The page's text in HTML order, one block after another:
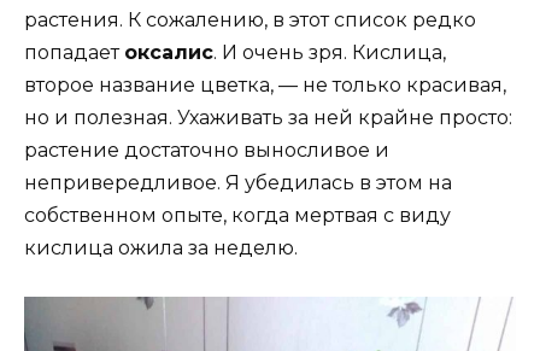
растения. К сожалению, в этот список редко
попадает оксалис. И очень зря. Кислица,
второе название цветка, — не только красивая,
но и полезная. Ухаживать за ней крайне просто:
растение достаточно выносливое и
непривередливое. Я убедилась в этом на
собственном опыте, когда мертвая с виду
кислица ожила за неделю.